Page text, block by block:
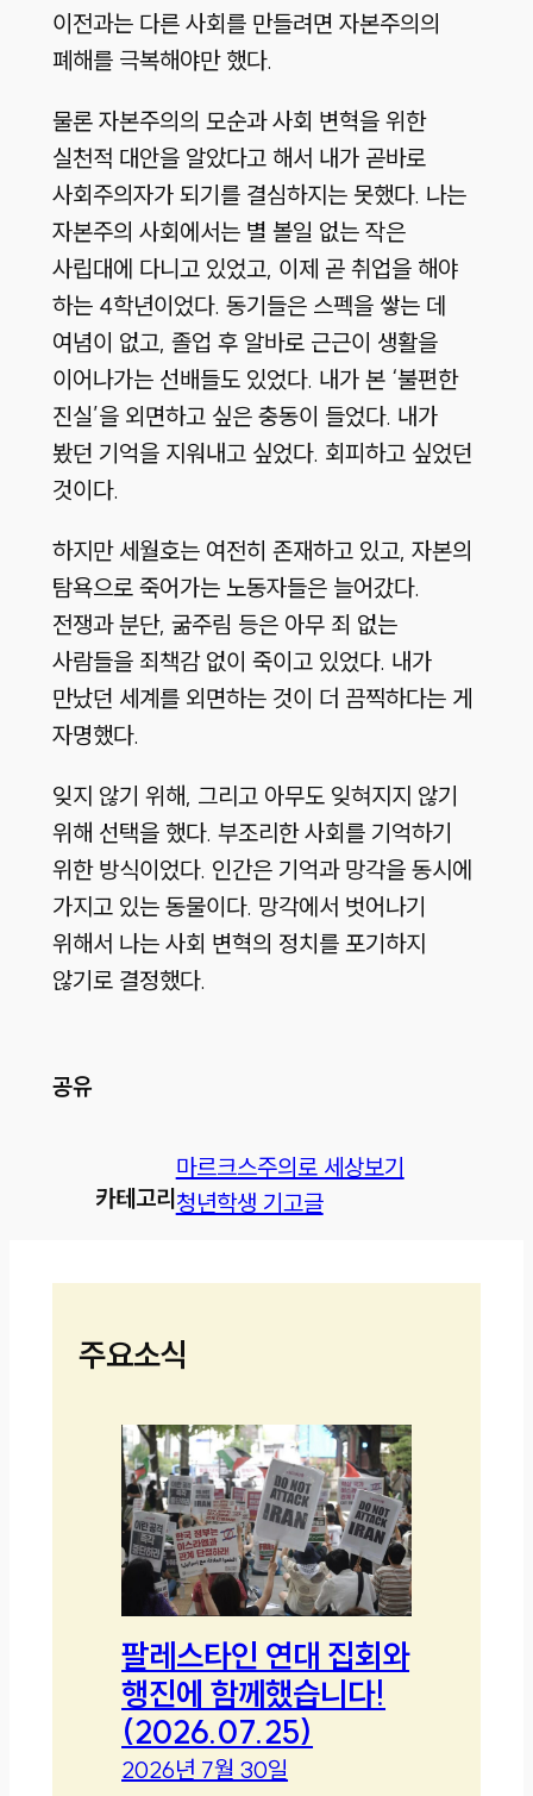
이전과는 다른 사회를 만들려면 자본주의의
폐해를 극복해야만 했다.
물론 자본주의의 모순과 사회 변혁을 위한
실천적 대안을 알았다고 해서 내가 곧바로
사회주의자가 되기를 결심하지는 못했다. 나는
자본주의 사회에서는 별 볼일 없는 작은
사립대에 다니고 있었고, 이제 곧 취업을 해야
하는 4학년이었다. 동기들은 스펙을 쌓는 데
여념이 없고, 졸업 후 알바로 근근이 생활을
이어나가는 선배들도 있었다. 내가 본 ‘불편한
진실’을 외면하고 싶은 충동이 들었다. 내가
봤던 기억을 지워내고 싶었다. 회피하고 싶었던
것이다.
하지만 세월호는 여전히 존재하고 있고, 자본의
탐욕으로 죽어가는 노동자들은 늘어갔다.
전쟁과 분단, 굶주림 등은 아무 죄 없는
사람들을 죄책감 없이 죽이고 있었다. 내가
만났던 세계를 외면하는 것이 더 끔찍하다는 게
자명했다.
잊지 않기 위해, 그리고 아무도 잊혀지지 않기
위해 선택을 했다. 부조리한 사회를 기억하기
위한 방식이었다. 인간은 기억과 망각을 동시에
가지고 있는 동물이다. 망각에서 벗어나기
위해서 나는 사회 변혁의 정치를 포기하지
않기로 결정했다.
공유
카테고리
마르크스주의로 세상보기
청년학생 기고글
주요소식
팔레스타인 연대 집회와
행진에 함께했습니다!
(2026.07.25)
2026년 7월 30일